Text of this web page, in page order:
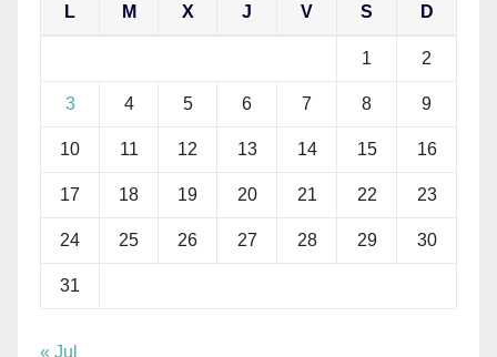
L M X J V S D
1 2
3 4 5 6 7 8 9
10 11 12 13 14 15 16
17 18 19 20 21 22 23
24 25 26 27 28 29 30
31
« Jul